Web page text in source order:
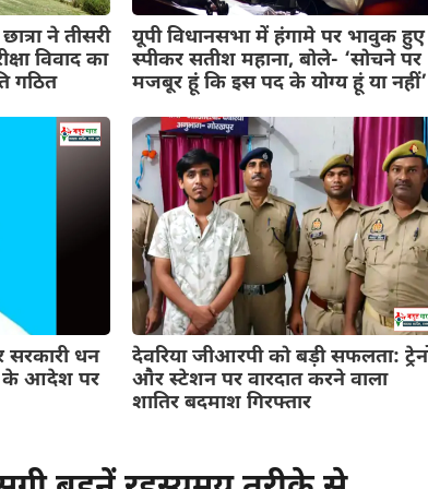
ने तीसरी
विवाद का
गठित
यूपी विधानसभा में हंगामे पर भावुक हुए
स्पीकर सतीश महाना, बोले- ‘सोचने पर
मजबूर हूं कि इस पद के योग्य हूं या नहीं’
सरकारी धन
के आदेश पर
देवरिया जीआरपी को बड़ी सफलता:
और स्टेशन पर वारदात करने वाला
शातिर बदमाश गिरफ्तार